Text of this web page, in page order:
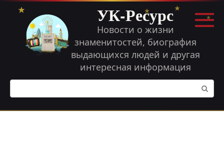
Перейти
контенту
УК-Ресурс
Новости о жизни
знаменитостей, биография
выдающихся людей и другая
интересная информация
Поиск: